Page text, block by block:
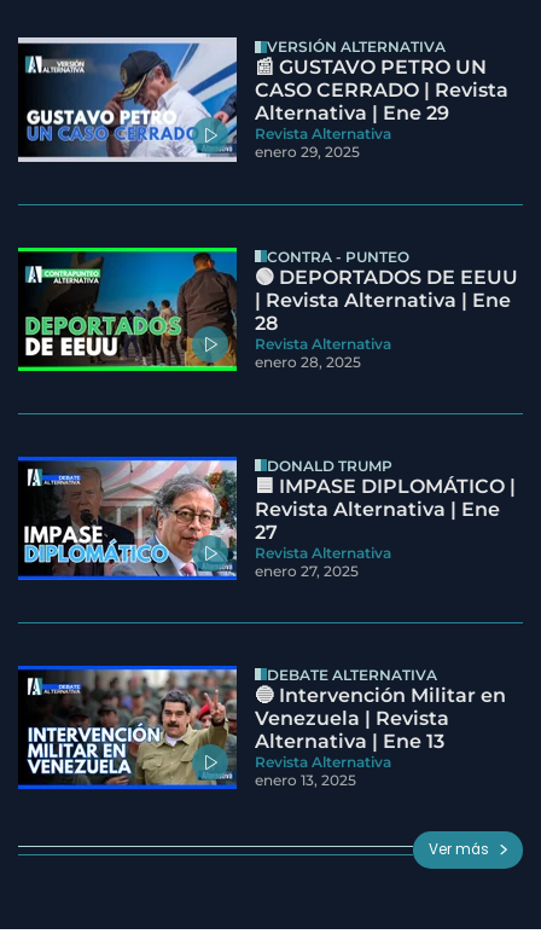
VERSIÓN ALTERNATIVA
📰 GUSTAVO PETRO UN
CASO CERRADO | Revista
Alternativa | Ene 29
Revista Alternativa
enero 29, 2025
CONTRA - PUNTEO
🟢 DEPORTADOS DE EEUU
| Revista Alternativa | Ene
28
Revista Alternativa
enero 28, 2025
DONALD TRUMP
🟦 IMPASE DIPLOMÁTICO |
Revista Alternativa | Ene
27
Revista Alternativa
enero 27, 2025
DEBATE ALTERNATIVA
🔵 Intervención Militar en
Venezuela | Revista
Alternativa | Ene 13
Revista Alternativa
enero 13, 2025
Ver más